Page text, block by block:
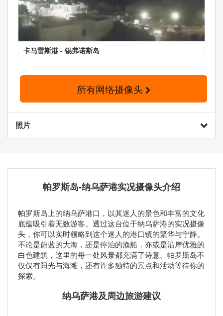
卡马雷斯港 - 锡弗诺斯岛
所有网络摄像头
照片
帕罗斯岛-纳乌萨港实况摄像头介绍
帕罗斯岛上的纳乌萨港口，以其迷人的景色和丰富的文化
底蕴吸引着无数游客。透过这台位于纳乌萨港的实况摄像
头，你可以实时领略到这个迷人的港口镇的繁华与宁静。
不论是蔚蓝的大海，还是停泊的渔船，亦或是沿岸优雅的
白色建筑，这里的每一处风景都充满了诗意。帕罗斯岛不
仅仅有阳光与海滩，还有许多独特的景点和活动等待你的
探索。
纳乌萨港及周边旅游建议